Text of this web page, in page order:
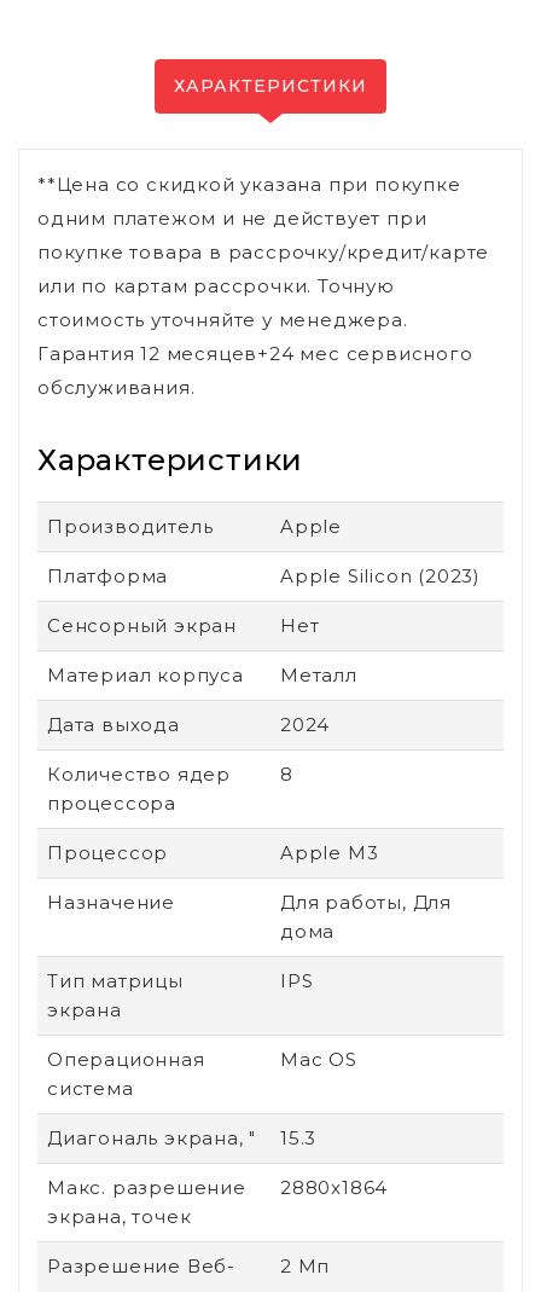
ХАРАКТЕРИСТИКИ
**Цена со скидкой указана при покупке
одним платежом и не действует при
покупке товара в рассрочку/кредит/карте
или по картам рассрочки. Точную
стоимость уточняйте у менеджера.
Гарантия 12 месяцев+24 мес сервисного
обслуживания.
Характеристики
Производитель Apple
Платформа Apple Silicon (2023)
Сенсорный экран Нет
Материал корпуса Металл
Дата выхода 2024
Количество ядер
процессора
8
Процессор Apple M3
Назначение
Для работы, Для
дома
Тип матрицы
экрана
IPS
Операционная
система
Mac OS
Диагональ экрана, " 15.3
Макс. разрешение
экрана, точек
2880x1864
Разрешение Веб-
2 Мп